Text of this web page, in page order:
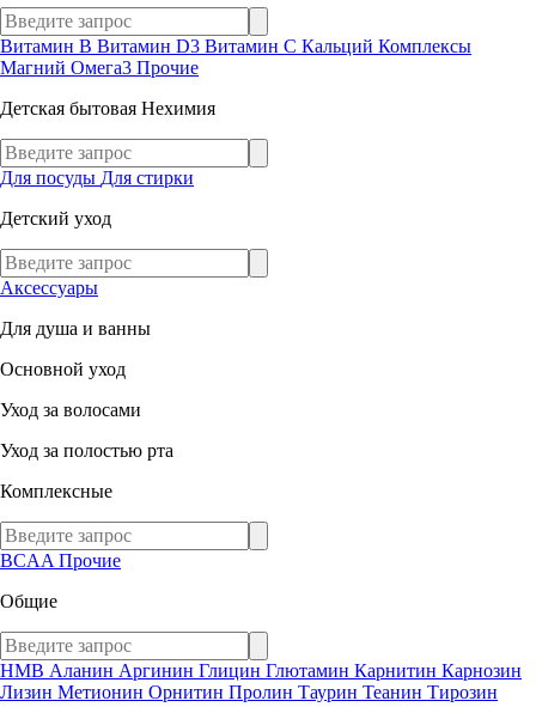
Витамин В Витамин D3 Витамин С Кальций Комплексы
Магний Омега3 Прочие
Детская бытовая Нехимия
Для посуды Для стирки
Детский уход
Аксессуары
Для душа и ванны
Основной уход
Уход за волосами
Уход за полостью рта
Комплексные
BCAA Прочие
Общие
HMB Аланин Аргинин Глицин Глютамин Карнитин Карнозин
Лизин Метионин Орнитин Пролин Таурин Теанин Тирозин